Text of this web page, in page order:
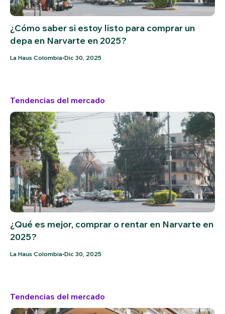
¿Cómo saber si estoy listo para comprar un
depa en Narvarte en 2025?
La Haus Colombia•Dic 30, 2025
Tendencias del mercado
¿Qué es mejor, comprar o rentar en Narvarte en
2025?
La Haus Colombia•Dic 30, 2025
Tendencias del mercado